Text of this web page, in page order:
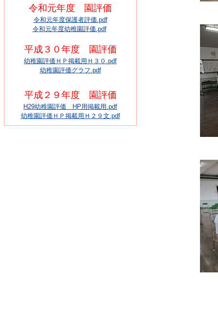
令和元年度 園評価
令和元年度保護者評価.pdf
令和元年度幼稚園評価.pdf
平成３０年度 園評価
幼稚園評価ＨＰ掲載用Ｈ３０.pdf
幼稚園評価グラフ.pdf
平成２９年度 園評価
H29幼稚園評価 HP用掲載用.pdf
幼稚園評価ＨＰ掲載用Ｈ２９文.pdf